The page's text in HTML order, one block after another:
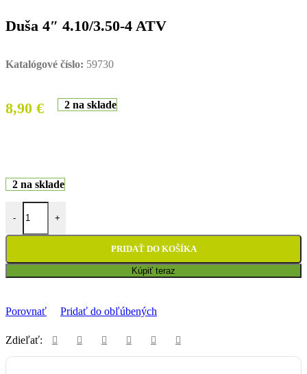
Duša 4″ 4.10/3.50-4 ATV
Katalógové číslo: 59730
8,90 € 2 na sklade
2 na sklade
-
množstvo Duša 4" 4.10/3.50-4 ATV
+
PRIDAŤ DO KOŠÍKA
Kúpiť teraz
Porovnať Pridať do obľúbených
Zdieľať: